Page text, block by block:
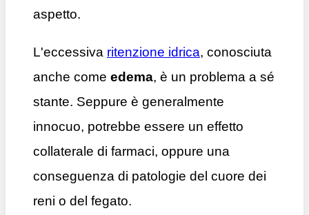
aspetto.
L'eccessiva ritenzione idrica, conosciuta
anche come edema, è un problema a sé
stante. Seppure è generalmente
innocuo, potrebbe essere un effetto
collaterale di farmaci, oppure una
conseguenza di patologie del cuore dei
reni o del fegato.